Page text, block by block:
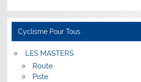
Cyclisme Pour Tous
LES MASTERS
Route
Piste